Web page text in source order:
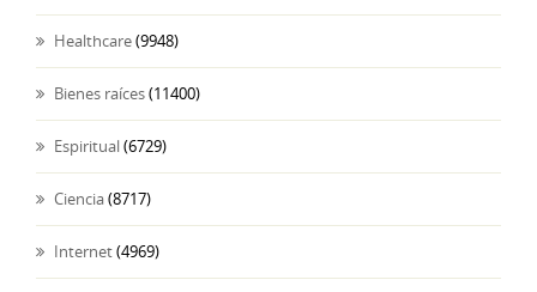
Healthcare(9948)
Bienes raíces(11400)
Espiritual(6729)
Ciencia(8717)
Internet(4969)